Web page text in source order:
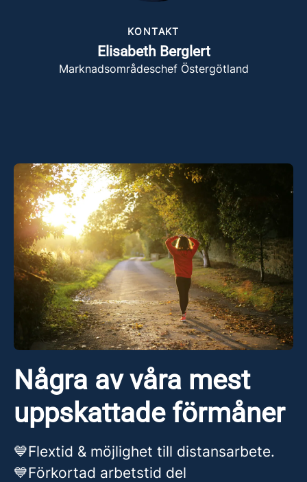
KONTAKT
Elisabeth Berglert
Marknadsområdeschef Östergötland
Några av våra mest
uppskattade förmåner
💙Flextid & möjlighet till distansarbete.
💙Förkortad arbetstid del